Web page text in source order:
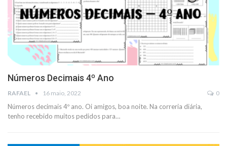
Números Decimais 4º Ano
RAFAEL 16 maio, 2022 0
Números decimais 4º ano. Oi amigos, boa noite. Na correria diária,
tenho recebido muitos pedidos para…